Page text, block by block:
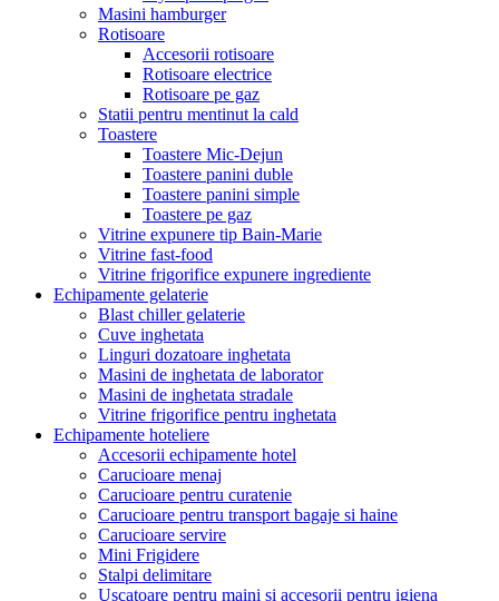
Masini hamburger
Rotisoare
Accesorii rotisoare
Rotisoare electrice
Rotisoare pe gaz
Statii pentru mentinut la cald
Toastere
Toastere Mic-Dejun
Toastere panini duble
Toastere panini simple
Toastere pe gaz
Vitrine expunere tip Bain-Marie
Vitrine fast-food
Vitrine frigorifice expunere ingrediente
Echipamente gelaterie
Blast chiller gelaterie
Cuve inghetata
Linguri dozatoare inghetata
Masini de inghetata de laborator
Masini de inghetata stradale
Vitrine frigorifice pentru inghetata
Echipamente hoteliere
Accesorii echipamente hotel
Carucioare menaj
Carucioare pentru curatenie
Carucioare pentru transport bagaje si haine
Carucioare servire
Mini Frigidere
Stalpi delimitare
Uscatoare pentru maini si accesorii pentru igiena